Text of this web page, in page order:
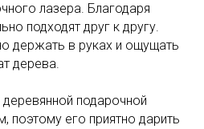
лазера. Благодаря
подходят друг к другу.
держать в руках и ощущать
дерева.
деревянной подарочной
поэтому его приятно дарить